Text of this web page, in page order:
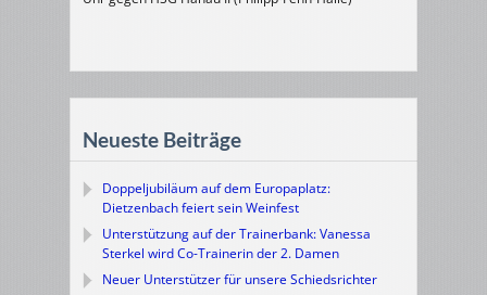
Neueste Beiträge
Doppeljubiläum auf dem Europaplatz:
Dietzenbach feiert sein Weinfest
Unterstützung auf der Trainerbank: Vanessa
Sterkel wird Co-Trainerin der 2. Damen
Neuer Unterstützer für unsere Schiedsrichter